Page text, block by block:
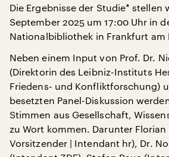
Die Ergebnisse der Studie* stellen
September 2025 um 17:00 Uhr in
Nationalbibliothek in Frankfurt am
Neben einem Input von Prof. Dr.
(Direktorin des Leibniz-Instituts
Friedens- und Konfliktforschung)
besetzten Panel-Diskussion
Stimmen aus Gesellschaft,
zu Wort kommen. Darunter Florian
Vorsitzender | Intendant hr), Dr.